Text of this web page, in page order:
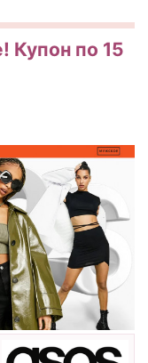
Купон по 15